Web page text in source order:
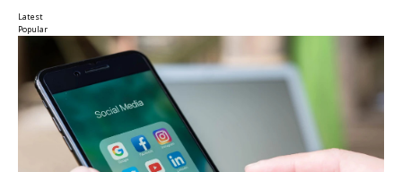
Latest
Popular